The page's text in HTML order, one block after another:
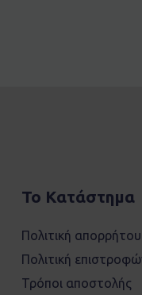
Το Κατάστημα
Πολιτική απορρήτου
Πολιτική
Τρόποι αποστολής